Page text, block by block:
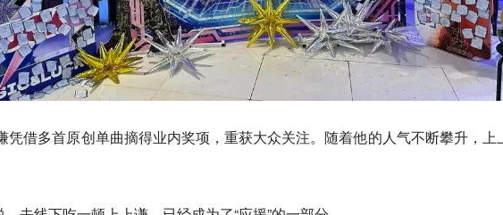
凭借多首原创单曲摘得业内奖项，重获大众关注。随着他的人气不断攀升，上